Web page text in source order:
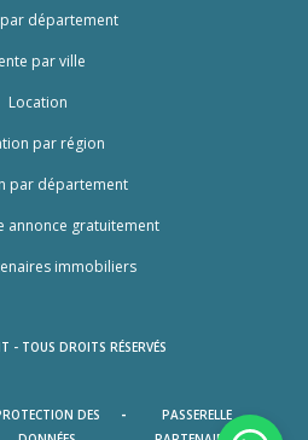
département
par ville
Location
par région
par département
annonce gratuitement
immobiliers
- TOUS DROITS RÉSERVÉS
DES
-
PASSERELLE